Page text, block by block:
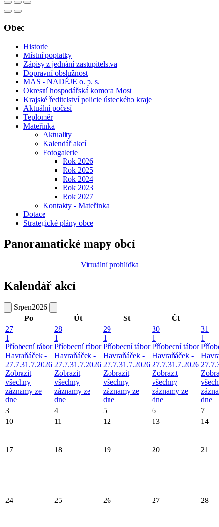
Obec
Historie
Místní poplatky
Zápisy z jednání zastupitelstva
Dopravní obslužnost
MAS - NADĚJE o. p. s.
Okresní hospodářská komora Most
Krajské ředitelství policie ústeckého kraje
Aktuální počasí
Teploměr
Mateřinka
Aktuality
Kalendář akcí
Fotogalerie
Rok 2026
Rok 2025
Rok 2024
Rok 2023
Rok 2027
Kontakty - Mateřinka
Dotace
Strategické plány obce
Panoramatické mapy obcí
Virtuální prohlídka
Kalendář akcí
Srpen2026
Po
Út St
Čt
27
1
Příobecní tábor
Havraňáček -
27.7.31.7.2026
Zobrazit
všechny
záznamy ze
dne
28
1
Příobecní tábor
Havraňáček -
27.7.31.7.2026
Zobrazit
všechny
záznamy ze
dne
29
1
Příobecní tábor
Havraňáček -
27.7.31.7.2026
Zobrazit
všechny
záznamy ze
dne
30
1
Příobecní tábor
Havraňáček -
27.7.31.7.2026
Zobrazit
všechny
záznamy ze
dne
31
1
dne
3
4 5 6
7
10
11 12 13 14
17 18 19 20 21
24 25 26 27 28